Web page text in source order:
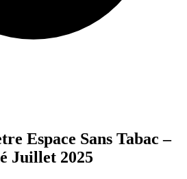
Espace Sans Tabac –
Juillet 2025